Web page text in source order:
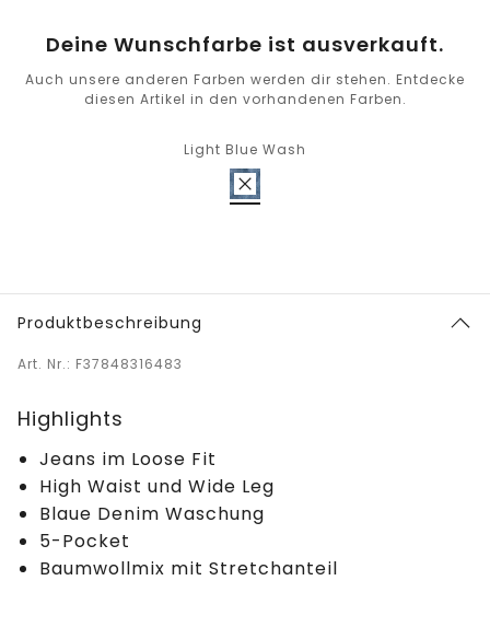
Deine Wunschfarbe ist ausverkauft.
Auch unsere anderen Farben werden dir stehen. Entdecke
diesen Artikel in den vorhandenen Farben.
Light Blue Wash
Produktbeschreibung
Art. Nr.: F37848316483
Highlights
Jeans im Loose Fit
High Waist und Wide Leg
Blaue Denim Waschung
5-Pocket
Baumwollmix mit Stretchanteil